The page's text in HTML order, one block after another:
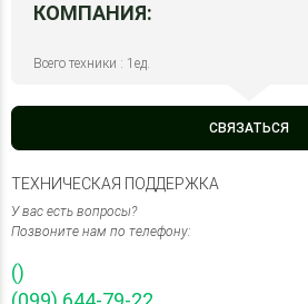
КОМПАНИЯ:
Всего техники : 1ед.
СВЯЗАТЬСЯ
ТЕХНИЧЕСКАЯ ПОДДЕРЖКА
У вас есть вопросы?
Позвоните нам по телефону:
()